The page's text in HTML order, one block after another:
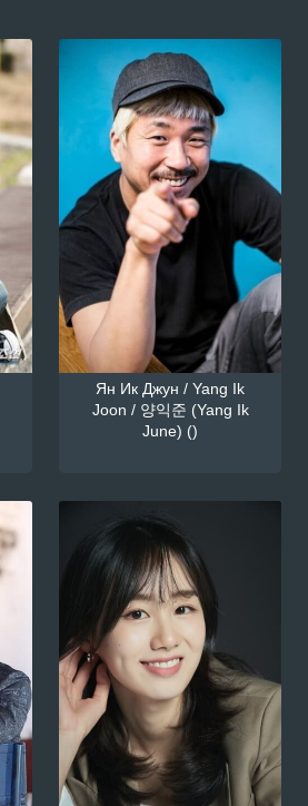
Ян Ик Джун / Yang Ik
Joon / 양익준 (Yang Ik
June) ()